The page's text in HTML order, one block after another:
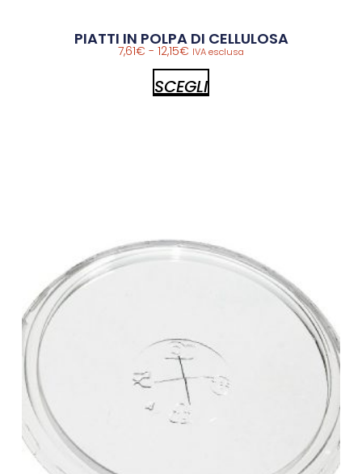
PIATTI IN POLPA DI CELLULOSA
7,61€ - 12,15€ IVA esclusa
SCEGLI